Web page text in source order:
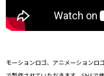
モーションロゴ、アニメーションロ